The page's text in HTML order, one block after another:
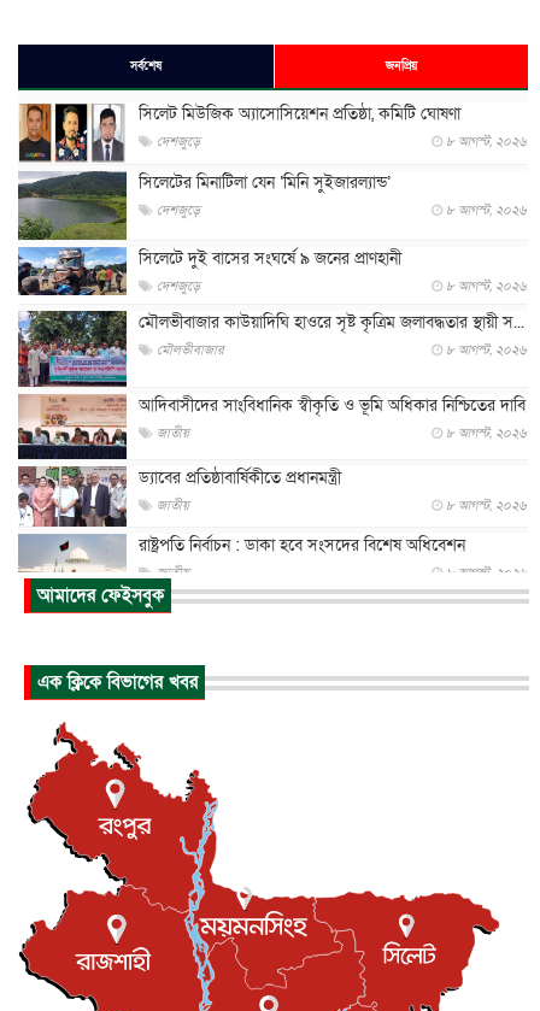
সর্বশেষ জনপ্রিয়
সিলেট মিউজিক অ্যাসোসিয়েশন প্রতিষ্ঠা, কমিটি ঘোষণা
দেশজুড়ে ৮ আগস্ট, ২০২৬
সিলেটের মিনাটিলা যেন ‘মিনি সুইজারল্যান্ড’
দেশজুড়ে ৮ আগস্ট, ২০২৬
সিলেটে দুই বাসের সংঘর্ষে ৯ জনের প্রাণহানী
দেশজুড়ে ৮ আগস্ট, ২০২৬
মৌলভীবাজার কাউয়াদিঘি হাওরে সৃষ্ট কৃত্রিম জলাবদ্ধতার স্থায়ী স...
মৌলভীবাজার ৮ আগস্ট, ২০২৬
আদিবাসীদের সাংবিধানিক স্বীকৃতি ও ভূমি অধিকার নিশ্চিতের দাবি
জাতীয় ৮ আগস্ট, ২০২৬
ড্যাবের প্রতিষ্ঠাবার্ষিকীতে প্রধানমন্ত্রী
জাতীয় ৮ আগস্ট, ২০২৬
রাষ্ট্রপতি নির্বাচন : ডাকা হবে সংসদের বিশেষ অধিবেশন
জাতীয় ৮ আগস্ট, ২০২৬
প্রধানমন্ত্রীর সঙ্গে সাক্ষাতে খুদে শিল্পী অনুশ্রী রায়ের স্বপ...
পাকিস্তান-তুরস্কের সঙ্গে প্রতিরক্ষা চুক্তি সৌদি আরবকে কতটা ন...
যুক্তরাজ্যে গ্রুমিং কেলেঙ্কারি : পাকিস্তানির অপরাধে অস্বস্তি...
আন্তর্জাতিক
বিরোধ কাটিয়ে কূটনৈতিক সম্পর্ক পুনঃস্থাপন করছে মেক্সিকো ও
আন্তর্জাতিক
এবার ওটিটিতে মুক্তি পেল ‘মালিক’
বিনোদন ৮ আগস্ট, ২০২৬
রিয়ালকে ‘না’ বলা রদ্রির জন্য বার্সার কাছে কত চাইল ম্যানসিটি
আমাদের ফেইসবুক
এক ক্লিকে বিভাগের খবর